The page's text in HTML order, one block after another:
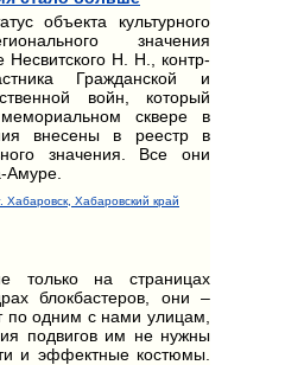
объекта культурного
значения
Несвитского Н. Н., контр-
Гражданской и
войн, который
сквере в
внесены в реестр в
значения. Все они
Амуре.
Хабаровск, Хабаровский край
только на страницах
блокбастеров, они –
по одним с нами улицам,
подвигов им не нужны
и эффектные костюмы.